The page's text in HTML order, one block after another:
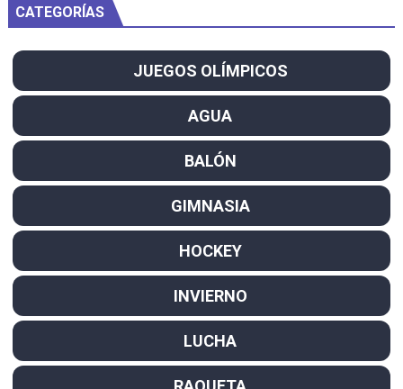
CATEGORÍAS
JUEGOS OLÍMPICOS
AGUA
BALÓN
GIMNASIA
HOCKEY
INVIERNO
LUCHA